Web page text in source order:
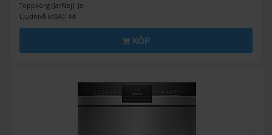
Toppkorg (Ja/Nej): Ja
Ljudnivå (dBA): 44
KÖP